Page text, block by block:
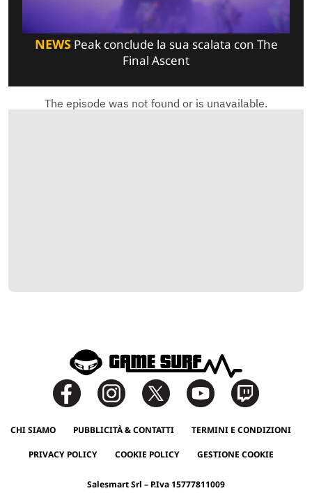
NEWSPeak conclude la sua scalata con The
Final Ascent
CHI SIAMO PUBBLICITÀ & CONTATTI TERMINI E CONDIZIONI
PRIVACY POLICY COOKIE POLICY GESTIONE COOKIE
Salesmart Srl – P.Iva 15777811009